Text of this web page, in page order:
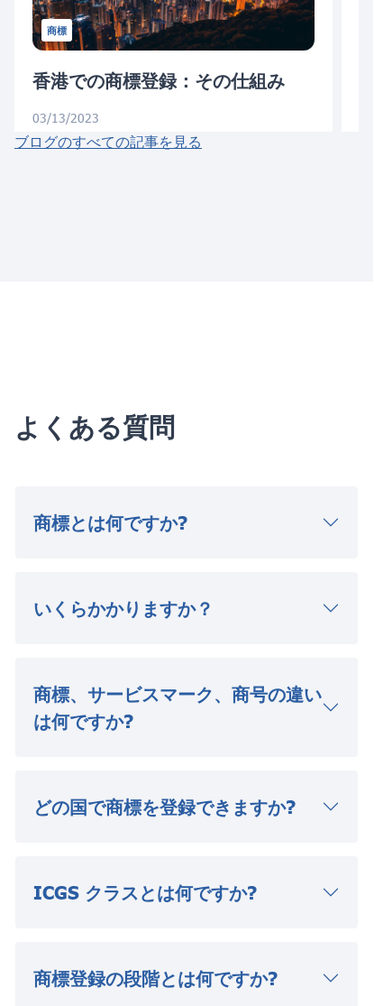
商標
香港での商標登録：その仕組み
03/13/2023
ブログのすべての記事を見る
よくある質問
商標とは何ですか?
いくらかかりますか？
商標、サービスマーク、商号の違い
は何ですか?
どの国で商標を登録できますか?
ICGS クラスとは何ですか?
商標登録の段階とは何ですか?